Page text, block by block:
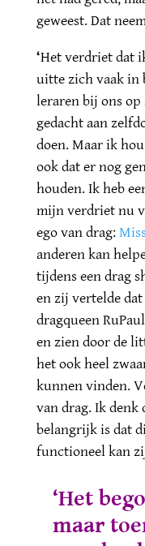
geweest. Dat
‘Het verdriet dat
uitte zich vaak in
leraren bij ons op
gedacht aan
doen. Maar ik
ook dat er nog
houden. Ik heb
mijn verdriet nu
ego van drag:
anderen kan
tijdens een drag
en zij vertelde dat
dragqueen
en zien door de
het ook heel
kunnen vinden.
van drag. Ik denk
belangrijk is dat
functioneel kan
‘Het
maar